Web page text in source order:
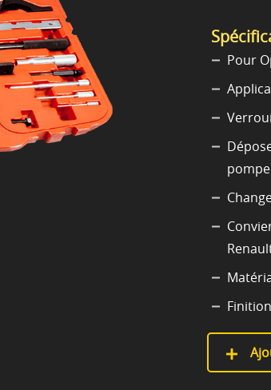
Pour